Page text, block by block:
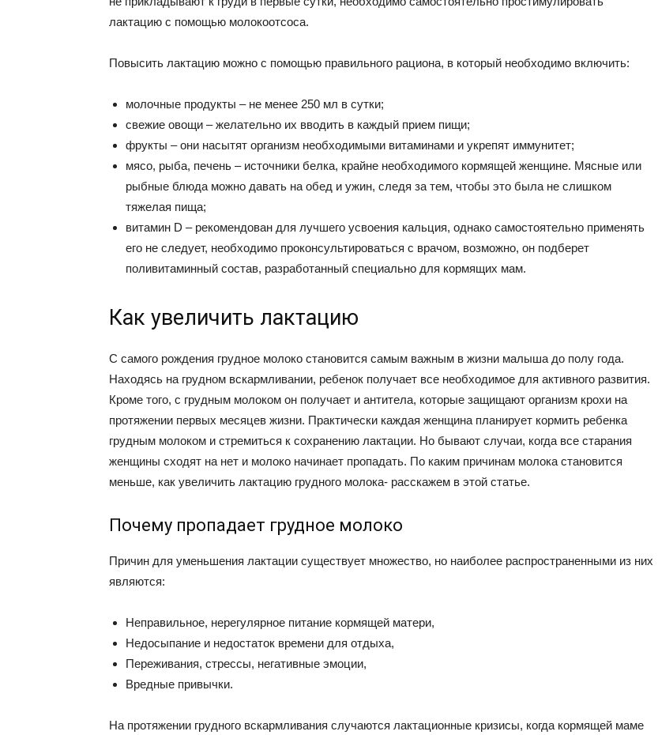
лактацию с помощью молокоотсоса.
Повысить лактацию можно с помощью правильного рациона, в который необходимо включить:
молочные продукты – не менее 250 мл в сутки;
свежие овощи – желательно их вводить в каждый прием пищи;
фрукты – они насытят организм необходимыми витаминами и укрепят иммунитет;
мясо, рыба, печень – источники белка, крайне необходимого кормящей женщине. Мясные или
рыбные блюда можно давать на обед и ужин, следя за тем, чтобы это была не слишком
тяжелая пища;
витамин D – рекомендован для лучшего усвоения кальция, однако самостоятельно применять
его не следует, необходимо проконсультироваться с врачом, возможно, он подберет
поливитаминный состав, разработанный специально для кормящих мам.
Как увеличить лактацию
С самого рождения грудное молоко становится самым важным в жизни малыша до полу года.
Находясь на грудном вскармливании, ребенок получает все необходимое для активного развития.
Кроме того, с грудным молоком он получает и антитела, которые защищают организм крохи на
протяжении первых месяцев жизни. Практически каждая женщина планирует кормить ребенка
грудным молоком и стремиться к сохранению лактации. Но бывают случаи, когда все старания
женщины сходят на нет и молоко начинает пропадать. По каким причинам молока становится
меньше, как увеличить лактацию грудного молока- расскажем в этой статье.
Почему пропадает грудное молоко
Причин для уменьшения лактации существует множество, но наиболее распространенными из них
являются:
Неправильное, нерегулярное питание кормящей матери,
Недосыпание и недостаток времени для отдыха,
Переживания, стрессы, негативные эмоции,
Вредные привычки.
На протяжении грудного вскармливания случаются лактационные кризисы, когда кормящей маме